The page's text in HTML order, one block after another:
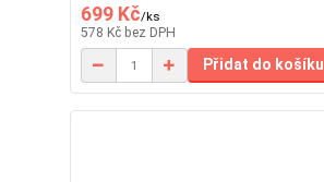
699 Kč/ks
578 Kč bez DPH
Přidat do košíku